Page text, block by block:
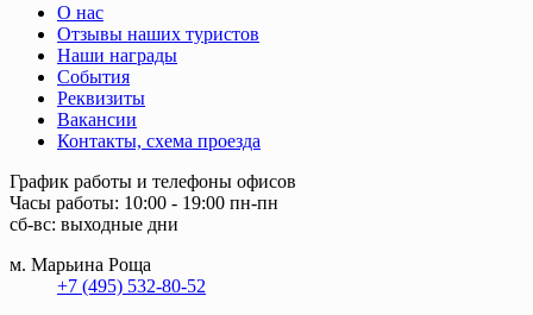
О нас
Отзывы наших туристов
Наши награды
События
Реквизиты
Вакансии
Контакты, схема проезда
График работы и телефоны офисов
Часы работы: 10:00 - 19:00 пн-пн
сб-вс: выходные дни
м. Марьина Роща
+7 (495) 532-80-52